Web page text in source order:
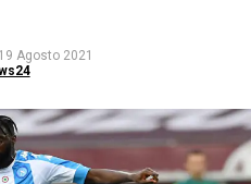
19 Agosto 2021